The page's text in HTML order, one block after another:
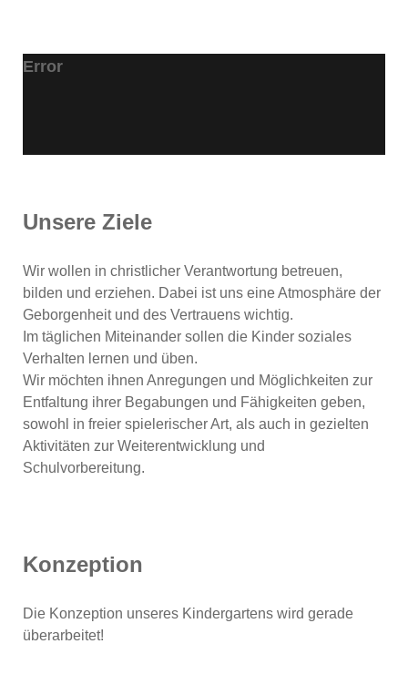
Error
Unsere Ziele
Wir wollen in christlicher Verantwortung betreuen,
bilden und erziehen. Dabei ist uns eine Atmosphäre der
Geborgenheit und des Vertrauens wichtig.
Im täglichen Miteinander sollen die Kinder soziales
Verhalten lernen und üben.
Wir möchten ihnen Anregungen und Möglichkeiten zur
Entfaltung ihrer Begabungen und Fähigkeiten geben,
sowohl in freier spielerischer Art, als auch in gezielten
Aktivitäten zur Weiterentwicklung und
Schulvorbereitung.
Konzeption
Die Konzeption unseres Kindergartens wird gerade
überarbeitet!